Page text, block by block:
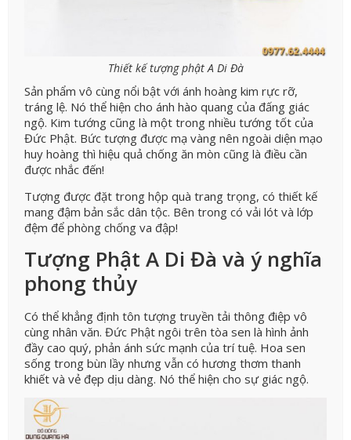
Thiết kế tượng phật A Di Đà
Sản phẩm vô cùng nổi bật với ánh hoàng kim rực rỡ,
tráng lệ. Nó thể hiện cho ánh hào quang của đấng giác
ngộ. Kim tướng cũng là một trong nhiều tướng tốt của
Đức Phật. Bức tượng được mạ vàng nên ngoài diện mạo
huy hoàng thì hiệu quả chống ăn mòn cũng là điều cần
được nhắc đến!
Tượng được đặt trong hộp quà trang trọng, có thiết kế
mang đậm bản sắc dân tộc. Bên trong có vải lót và lớp
đệm để phòng chống va đập!
Tượng Phật A Di Đà và ý nghĩa
phong thủy
Có thể khẳng định tôn tượng truyền tải thông điệp vô
cùng nhân văn. Đức Phật ngôi trên tòa sen là hình ảnh
đầy cao quý, phản ánh sức mạnh của trí tuệ. Hoa sen
sống trong bùn lầy nhưng vẫn có hương thơm thanh
khiết và vẻ đẹp dịu dàng. Nó thể hiện cho sự giác ngộ.